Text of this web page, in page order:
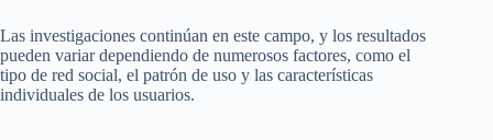
Las investigaciones continúan en este campo, y los resultados
pueden variar dependiendo de numerosos factores, como el
tipo de red social, el patrón de uso y las características
individuales de los usuarios.